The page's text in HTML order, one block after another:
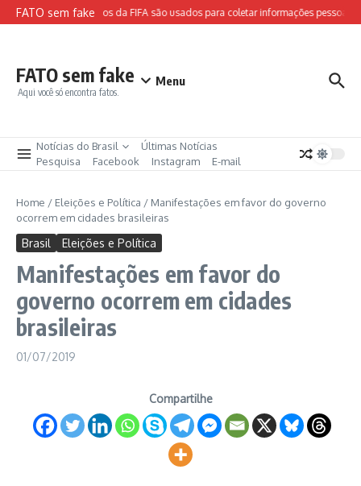
Ir para o conteúdo
FATO sem fakeSites falsos da FIFA são usados para coletar informações pessoais
FATO sem fake
Aqui você só encontra fatos.
Menu
Notícias do Brasil
Últimas Notícias
Pesquisa
Facebook Instagram E-mail
Home / Eleições e Política / Manifestações em favor do governo
ocorrem em cidades brasileiras
Brasil Eleições e Política
Manifestações em favor do
governo ocorrem em cidades
brasileiras
01/07/2019
Compartilhe